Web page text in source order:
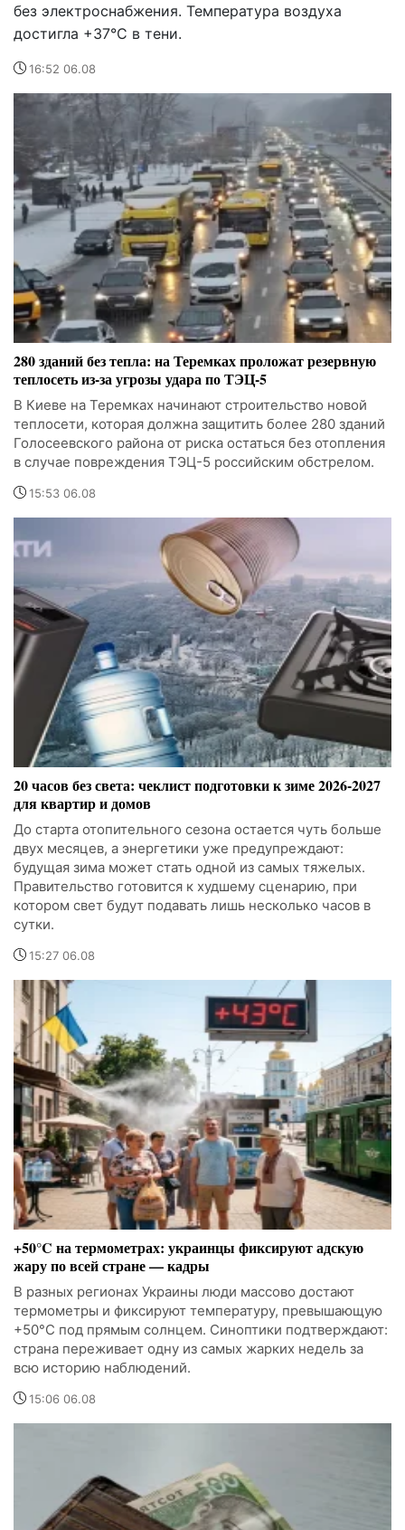
без электроснабжения. Температура воздуха
достигла +37°C в тени.
16:52 06.08
280 зданий без тепла: на Теремках проложат резервную
теплосеть из-за угрозы удара по ТЭЦ-5
В Киеве на Теремках начинают строительство новой
теплосети, которая должна защитить более 280 зданий
Голосеевского района от риска остаться без отопления
в случае повреждения ТЭЦ-5 российским обстрелом.
15:53 06.08
20 часов без света: чеклист подготовки к зиме 2026-2027
для квартир и домов
До старта отопительного сезона остается чуть больше
двух месяцев, а энергетики уже предупреждают:
будущая зима может стать одной из самых тяжелых.
Правительство готовится к худшему сценарию, при
котором свет будут подавать лишь несколько часов в
сутки.
15:27 06.08
+50°C на термометрах: украинцы фиксируют адскую
жару по всей стране — кадры
В разных регионах Украины люди массово достают
термометры и фиксируют температуру, превышающую
+50°C под прямым солнцем. Синоптики подтверждают:
страна переживает одну из самых жарких недель за
всю историю наблюдений.
15:06 06.08